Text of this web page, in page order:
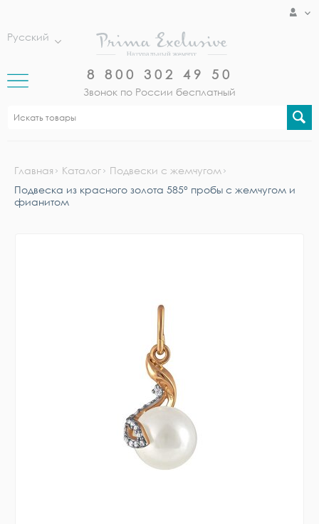
Русский
8 800 302 49 50
Звонок по России бесплатный
Главная Каталог
Подвески с жемчугом
Подвеска из красного золота 585° пробы с жемчугом и
фианитом